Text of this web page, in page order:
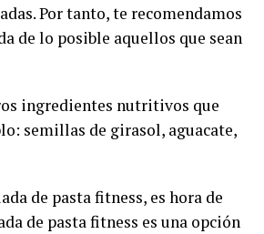
Por tanto, te recomendamos
de lo posible aquellos que sean
ingredientes nutritivos que
semillas de girasol, aguacate,
de pasta fitness, es hora de
de pasta fitness es una opción